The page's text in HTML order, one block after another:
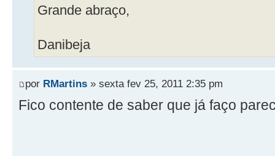
Grande abraço,
Danibeja
por RMartins » sexta fev 25, 2011 2:35 pm
Fico contente de saber que já faço